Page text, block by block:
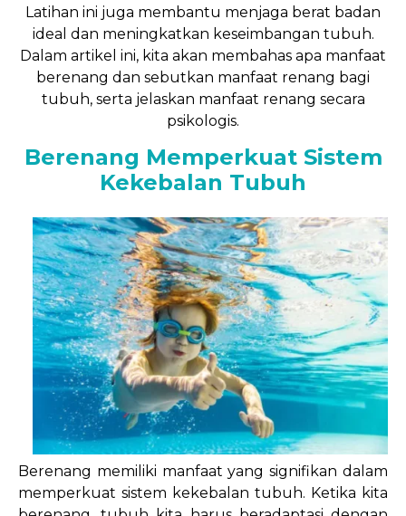
Latihan ini juga membantu menjaga berat badan
ideal dan meningkatkan keseimbangan tubuh.
Dalam artikel ini, kita akan membahas apa manfaat
berenang dan sebutkan manfaat renang bagi
tubuh, serta jelaskan manfaat renang secara
psikologis.
Berenang Memperkuat Sistem
Kekebalan Tubuh
Berenang memiliki manfaat yang signifikan dalam
memperkuat sistem kekebalan tubuh. Ketika kita